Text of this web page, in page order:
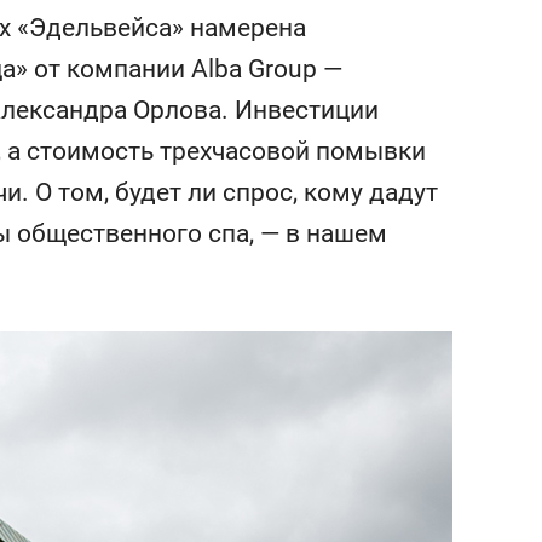
«Эдельвейса» намерена
от компании Alba Group —
Орлова. Инвестиции
стоимость трехчасовой помывки
О том, будет ли спрос, кому дадут
общественного спа, — в нашем